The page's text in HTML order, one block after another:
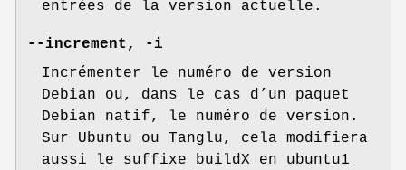
entrées de la version actuelle.
--increment ,
-i
Incrémenter le numéro de version
Debian ou, dans le cas d’un paquet
Debian natif, le numéro de version.
Sur Ubuntu ou Tanglu, cela modifiera
aussi le suffixe buildX en ubuntu1